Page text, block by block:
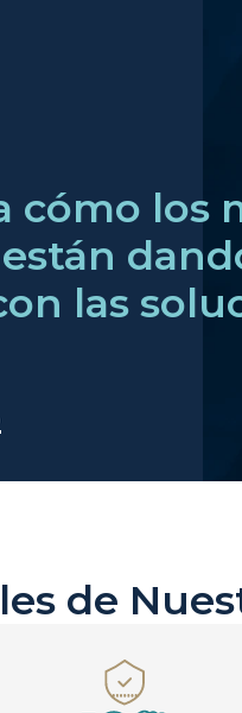
cómo los
las
de